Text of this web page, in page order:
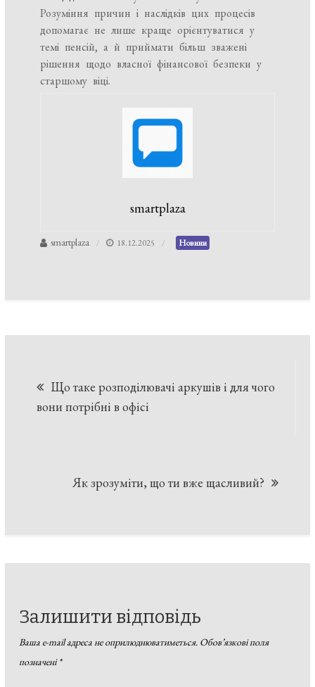
Розуміння причин і наслідків цих процесів
допомагає не лише краще орієнтуватися у
темі пенсій, а й приймати більш зважені
рішення щодо власної фінансової безпеки у
старшому віці.
smartplaza
smartplaza 18.12.2025 Новини
записів
Що таке розподілювачі аркушів і для чого
вони потрібні в офісі
Як зрозуміти, що ти вже щасливий?
Залишити відповідь
Ваша e-mail адреса не оприлюднюватиметься. Обов’язкові поля
позначені*